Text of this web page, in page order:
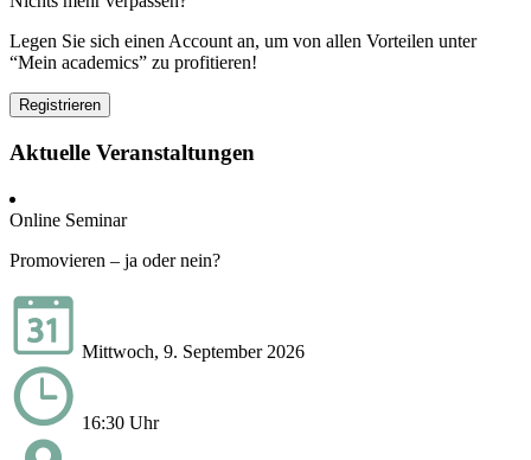
Legen Sie sich einen Account an, um von allen Vorteilen unter
“Mein academics” zu profitieren!
Registrieren
Aktuelle Veranstaltungen
Online Seminar
Promovieren – ja oder nein?
Mittwoch, 9. September 2026
16:30 Uhr